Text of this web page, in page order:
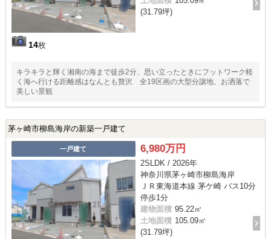
14枚
(31.79坪)
キラキラと輝く湘南の海まで徒歩2分、思い立ったときにフットワーク軽
く海へ行ける距離感はなんとも贅沢 全19区画の大型分譲地、お洒落で
美しい景観
茅ヶ崎市柳島海岸の新築一戸建て
一戸建て 6,980万円
2SLDK / 2026年
神奈川県茅ヶ崎市柳島海岸
ＪＲ東海道本線 茅ケ崎 バス10分
停歩1分
建物面積 95.22㎡
土地面積 105.09㎡
(31.79坪)